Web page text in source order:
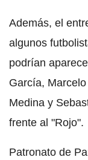
Además, el
algunos
podrían
García,
Medina y
frente al "Rojo".
Patronato de